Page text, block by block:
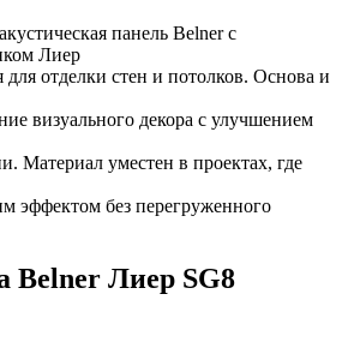
панель Belner с
Лиер
для отделки стен и потолков. Основа и
визуального декора с улучшением
Материал уместен в проектах, где
эффектом без перегруженного
Belner Лиер SG8